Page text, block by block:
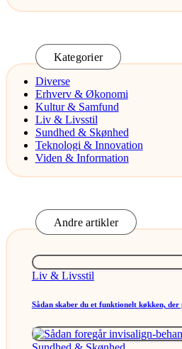
Kategorier
Diverse
Erhverv & Økonomi
Kultur & Samfund
Liv & Livsstil
Sundhed & Skønhed
Teknologi & Innovation
Viden & Information
Andre artikler
Posted
Liv & Livsstil
Sådan skaber du et funktionelt køkken, der